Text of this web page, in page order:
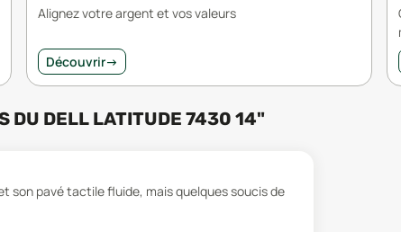
Alignez votre argent et vos valeurs
Découvrir→
DU DELL LATITUDE 7430 14"
son pavé tactile fluide, mais quelques soucis de